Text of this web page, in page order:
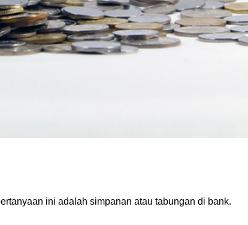
ini adalah simpanan atau tabungan di bank.